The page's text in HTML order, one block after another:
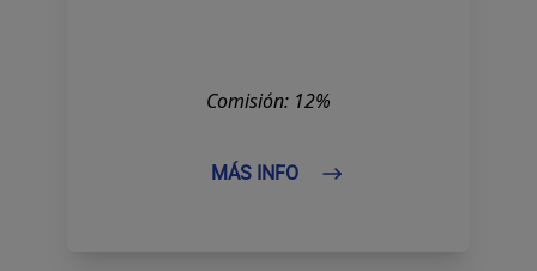
Comisión: 12%
MÁS INFO